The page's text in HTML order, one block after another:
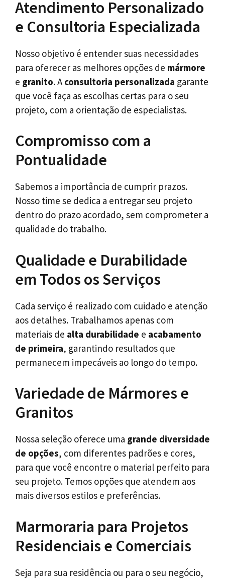
Atendimento Personalizado
e Consultoria Especializada
Nosso objetivo é entender suas necessidades
para oferecer as melhores opções de mármore
e granito. Aconsultoria personalizada garante
que você faça as escolhas certas para o seu
projeto, com a orientação de especialistas.
Compromisso com a
Pontualidade
Sabemos a importância de cumprir prazos.
Nosso time se dedica a entregar seu projeto
dentro do prazo acordado, sem comprometer a
qualidade do trabalho.
Qualidade e Durabilidade
em Todos os Serviços
Cada serviço é realizado com cuidado e atenção
aos detalhes. Trabalhamos apenas com
materiais de alta durabilidade e acabamento
de primeira, garantindo resultados que
permanecem impecáveis ao longo do tempo.
Variedade de Mármores e
Granitos
Nossa seleção oferece uma grande diversidade
de opções, com diferentes padrões e cores,
para que você encontre o material perfeito para
seu projeto. Temos opções que atendem aos
mais diversos estilos e preferências.
Marmoraria para Projetos
Residenciais e Comerciais
Seja para sua residência ou para o seu negócio,